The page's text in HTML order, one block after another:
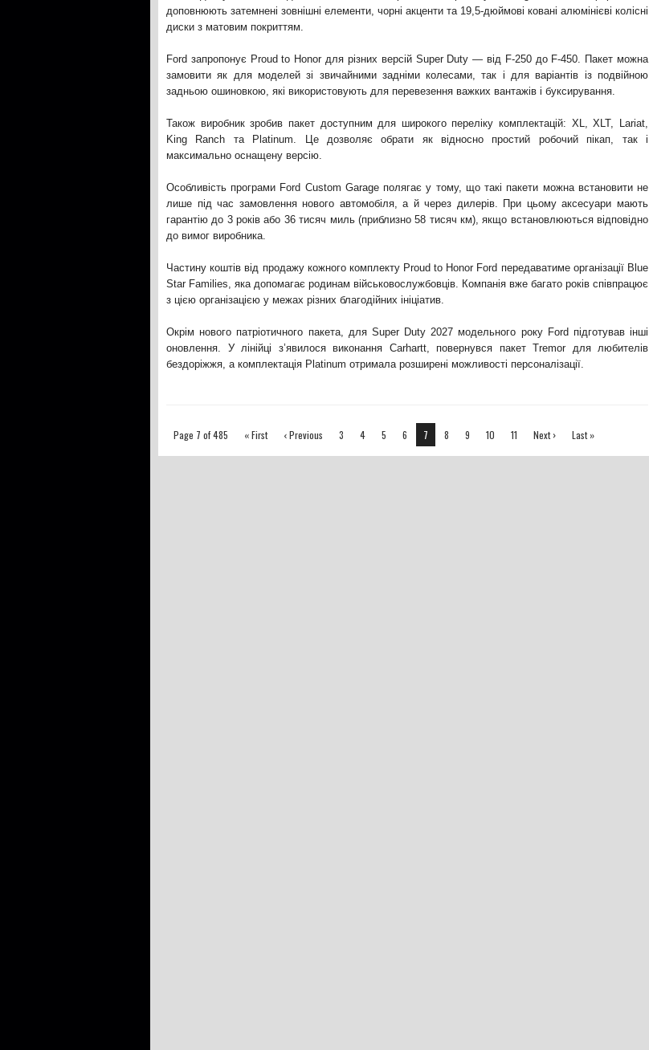
доповнюють затемнені зовнішні елементи, чорні акценти та 19,5-дюймові ковані алюмінієві колісні
диски з матовим покриттям.
Ford запропонує Proud to Honor для різних версій Super Duty — від F-250 до F-450. Пакет можна
замовити як для моделей зі звичайними задніми колесами, так і для варіантів із подвійною
задньою ошиновкою, які використовують для перевезення важких вантажів і буксирування.
Також виробник зробив пакет доступним для широкого переліку комплектацій: XL, XLT, Lariat,
King Ranch та Platinum. Це дозволяє обрати як відносно простий робочий пікап, так і
максимально оснащену версію.
Особливість програми Ford Custom Garage полягає у тому, що такі пакети можна встановити не
лише під час замовлення нового автомобіля, а й через дилерів. При цьому аксесуари мають
гарантію до 3 років або 36 тисяч миль (приблизно 58 тисяч км), якщо встановлюються відповідно
до вимог виробника.
Частину коштів від продажу кожного комплекту Proud to Honor Ford передаватиме організації Blue
Star Families, яка допомагає родинам військовослужбовців. Компанія вже багато років співпрацює
з цією організацією у межах різних благодійних ініціатив.
Окрім нового патріотичного пакета, для Super Duty 2027 модельного року Ford підготував інші
оновлення. У лінійці з’явилося виконання Carhartt, повернувся пакет Tremor для любителів
бездоріжжя, а комплектація Platinum отримала розширені можливості персоналізації.
Page 7 of 485 « First ‹ Previous 3 4 5 6 7 8 9 10 11 Next › Last »